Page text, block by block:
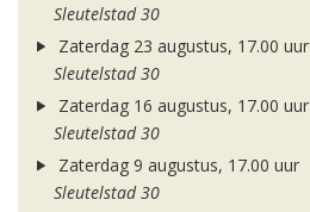
Sleutelstad 30
Zaterdag 23 augustus, 17.00 uur
Sleutelstad 30
Zaterdag 16 augustus, 17.00 uur
Sleutelstad 30
Zaterdag 9 augustus, 17.00 uur
Sleutelstad 30